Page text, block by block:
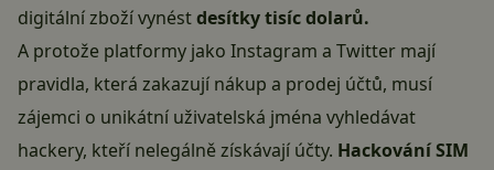
digitální zboží vynéstdesítky tisíc dolarů.
A protože platformy jako Instagram a Twitter mají
pravidla, která zakazují nákup a prodej účtů, musí
zájemci o unikátní uživatelská jména vyhledávat
hackery, kteří nelegálně získávají účty. Hackování SIM